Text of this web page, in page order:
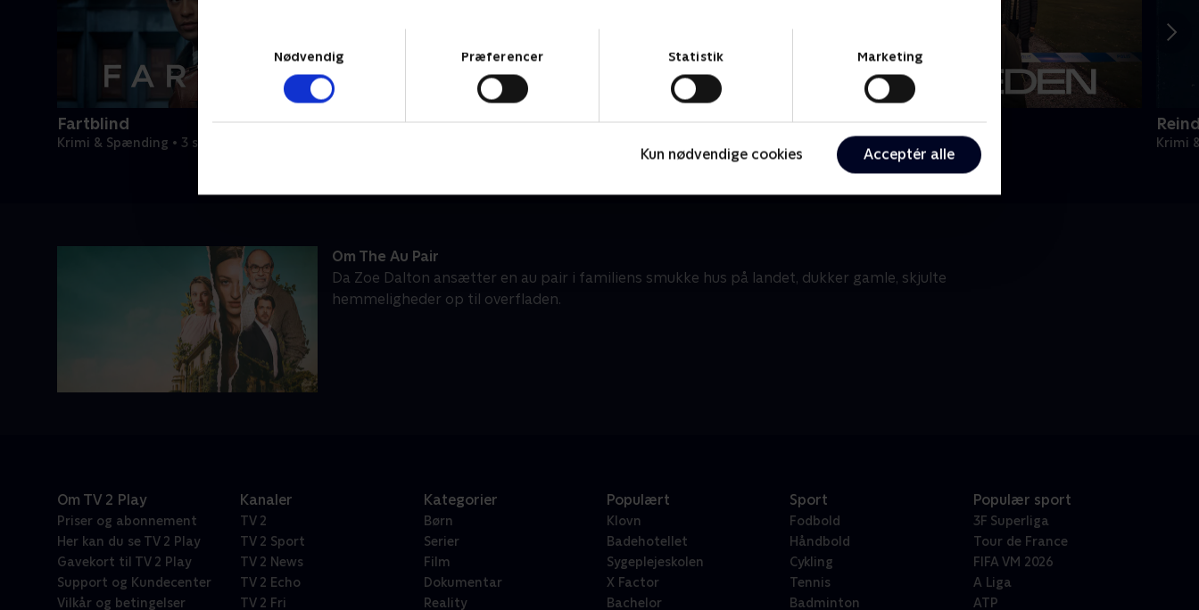
Nødvendig
Præferencer Statistik Marketing
Kun nødvendige cookies Acceptér alle
Fartblind
Krimi & Spænding • 3 sæsoner
Agatha Christies Hjerson Sandheden
Krimi & Spænding • 2 sæsoner Krimi
Om The Au Pair
Da Zoe Dalton ansætter en au pair i familiens smukke hus på landet, dukker gamle, skjulte
hemmeligheder op til overfladen.
Om TV 2 Play
Priser og abonnement
Her kan du se TV 2 Play
Gavekort til TV 2 Play
Support og Kundecenter
Vilkår og betingelser
Kanaler
TV 2
TV 2 Sport
TV 2 News
TV 2 Echo
TV 2 Fri
Kategorier
Børn
Serier
Film
Dokumentar
Reality
Populært
Klovn
Badehotellet
Sygeplejeskolen
X Factor
Bachelor
Sport
Fodbold
Håndbold
Cykling
Tennis
Badminton
Populær sport
3F Superliga
Tour de France
FIFA VM 2026
A Liga
ATP